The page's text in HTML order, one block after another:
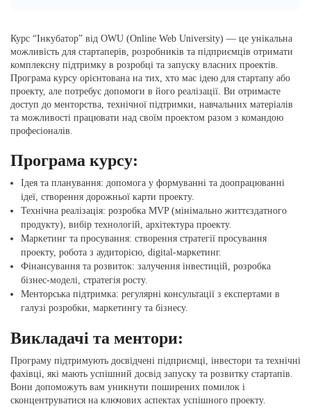
Курс “Інкубатор” від OWU (Online Web University) — це унікальна
можливість для стартаперів, розробників та підприємців отримати
комплексну підтримку в розробці та запуску власних проектів.
Програма курсу орієнтована на тих, хто має ідею для стартапу або
проекту, але потребує допомоги в його реалізації. Ви отримаєте
доступ до менторства, технічної підтримки, навчальних матеріалів
та можливості працювати над своїм проектом разом з командою
професіоналів.
Програма курсу:
Ідея та планування: допомога у формуванні та доопрацюванні
ідеї, створення дорожньої карти проекту.
Технічна реалізація: розробка MVP (мінімально життєздатного
продукту), вибір технологій, архітектура проекту.
Маркетинг та просування: створення стратегії просування
проекту, робота з аудиторією, digital-маркетинг.
Фінансування та розвиток: залучення інвестицій, розробка
бізнес-моделі, стратегія росту.
Менторська підтримка: регулярні консультації з експертами в
галузі розробки, маркетингу та бізнесу.
Викладачі та ментори:
Програму підтримують досвідчені підприємці, інвестори та технічні
фахівці, які мають успішний досвід запуску та розвитку стартапів.
Вони допоможуть вам уникнути поширених помилок і
сконцентруватися на ключових аспектах успішного проекту.